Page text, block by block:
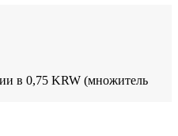
в 0,75 KRW (множитель